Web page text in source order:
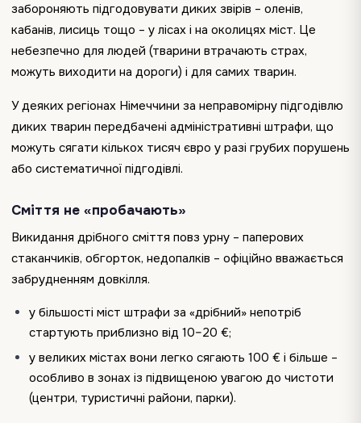
забороняють підгодовувати диких звірів – оленів,
кабанів, лисиць тощо – у лісах і на околицях міст. Це
небезпечно для людей (тварини втрачають страх,
можуть виходити на дороги) і для самих тварин.
У деяких регіонах Німеччини за неправомірну підгодівлю
диких тварин передбачені адміністративні штрафи, що
можуть сягати кількох тисяч євро у разі грубих порушень
або систематичної підгодівлі.
Сміття не «пробачають»
Викидання дрібного сміття повз урну – паперових
стаканчиків, обгорток, недопалків – офіційно вважається
забрудненням довкілля.
у більшості міст штрафи за «дрібний» непотріб
стартують приблизно від 10–20 €;
у великих містах вони легко сягають 100 € і більше –
особливо в зонах із підвищеною увагою до чистоти
(центри, туристичні райони, парки).